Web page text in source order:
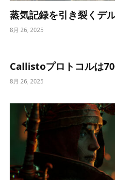
蒸気記録を引き裂くデ
8月 26, 2025
Callistoプロトコルは
8月 26, 2025